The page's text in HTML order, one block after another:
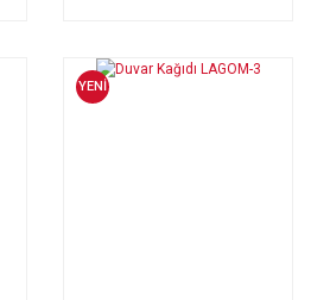
YENİ